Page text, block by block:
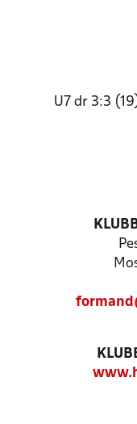
U7 dr 3:3